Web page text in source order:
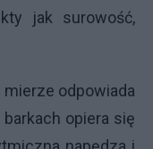
jak surowość,
odpowiada
opiera się